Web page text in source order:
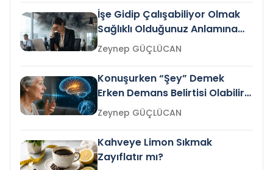
İşe Gidip Çalışabiliyor Olmak
Sağlıklı Olduğunuz Anlamına
Gelir mi?Zeynep GÜÇLÜCAN
Konuşurken “Şey” Demek
Erken Demans Belirtisi Olabilir
mi?
Zeynep GÜÇLÜCAN
Kahveye Limon Sıkmak
Zayıflatır mı?